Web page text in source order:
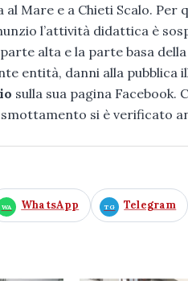
al Mare e a Chieti Scalo.
l’attività didattica è
alta e la parte basa
entità, danni alla pubblica
sulla sua pagina Facebook.
si è verificato
WhatsApp Telegram